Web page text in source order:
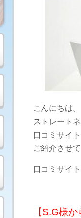
こんにちは。
ストレート
口コミサイ
ご紹介させ
口コミサイ
【S.G様